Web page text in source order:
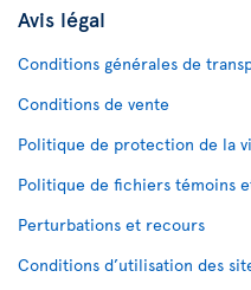
Avis légal
Conditions générales de
Conditions de vente
Politique de protection de la
Politique de fichiers témoins
Perturbations et recours
Conditions d’utilisation des